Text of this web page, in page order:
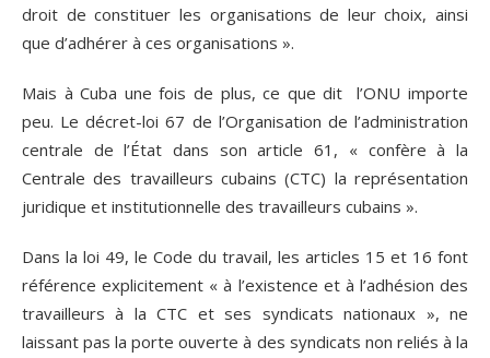
droit de constituer les organisations de leur choix, ainsi
que d’adhérer à ces organisations ».
Mais à Cuba une fois de plus, ce que dit l’ONU importe
peu. Le décret-loi 67 de l’Organisation de l’administration
centrale de l’État dans son article 61, « confère à la
Centrale des travailleurs cubains (CTC) la représentation
juridique et institutionnelle des travailleurs cubains ».
Dans la loi 49, le Code du travail, les articles 15 et 16 font
référence explicitement « à l’existence et à l’adhésion des
travailleurs à la CTC et ses syndicats nationaux », ne
laissant pas la porte ouverte à des syndicats non reliés à la